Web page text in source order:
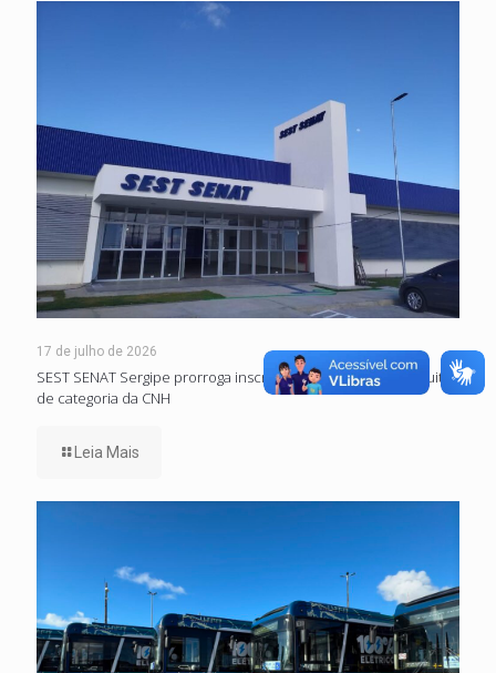
17 de julho de 2026
SEST SENAT Sergipe prorroga inscrições para mudança gratuita
de categoria da CNH
Leia Mais